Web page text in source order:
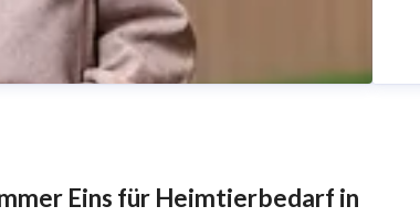
Eins für Heimtierbedarf in